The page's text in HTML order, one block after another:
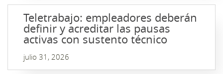
Teletrabajo: empleadores deberán
definir y acreditar las pausas
activas con sustento técnico
julio 31, 2026